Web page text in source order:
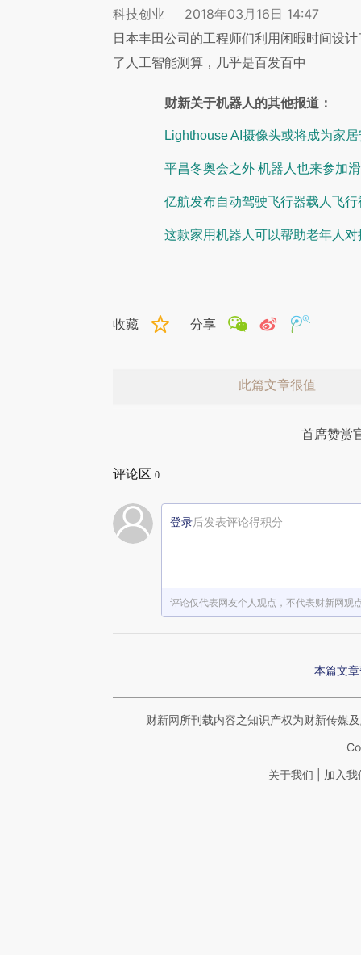
科技创业
2018年03月16日 14:47
日本丰田公司的工程师们利用闲暇时间设
了人工智能测算，几乎是百发百中
财新关于机器人的其他报道：
Lighthouse AI摄像头或将成为家
平昌冬奥会之外 机器人也来参加
亿航发布自动驾驶飞行器载人飞行
这款家用机器人可以帮助老年人对
收藏 分享
此篇文章很值
首席赞赏
评论区 0
登录后发表评论得积分
评论仅代表网友个人观点，不代表财新网观
本篇文
财新网所刊载内容之知识产权为财新传媒
关于我们 加入我